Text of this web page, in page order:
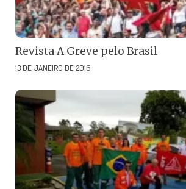
Revista A Greve pelo Brasil
13 DE JANEIRO DE 2016